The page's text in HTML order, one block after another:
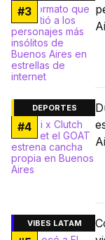
#3
DEPORTES
#4
VIBES LATAM